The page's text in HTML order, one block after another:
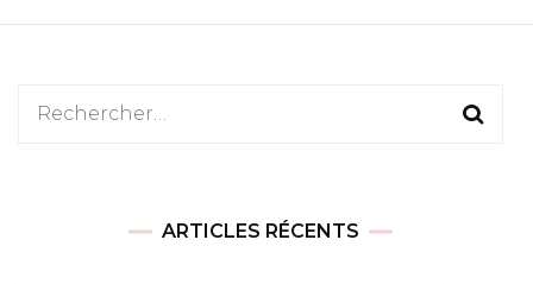
Rechercher :
ARTICLES RÉCENTS